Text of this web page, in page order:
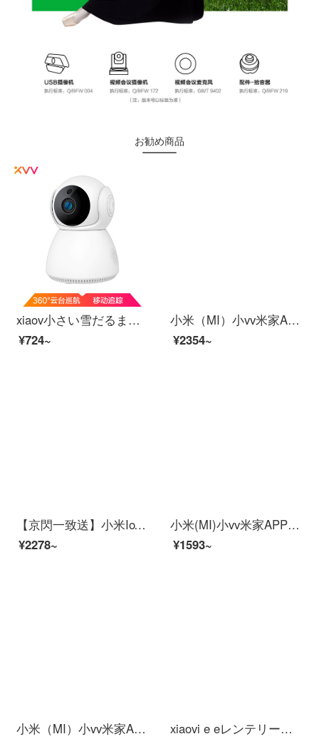
お勧め商品
xiaov小さい雪だるまの監視カメラの家庭用の長距離の携帯電話は無線ネットワークの高清のモニタの360度の全景の雲台のネットの高清wifiの音声につながって言います。
¥724~
小米（MI）小vv米家APPビディオカーメンテリングアロン360°云台スピンビオラ家庭用赤外線夜間テレビワイヤレスタネト停電防止カメラ2 K防水スティン米家xiaovア雲台+128 Gカード
¥2354~
【京閃一致送】小米IoT米家xiaov米家apレインテジョンビディオカメレオン監視HD室内配線360°パノラマ防侵カメラA 1 m家款无1080 p 2.8 mm
¥2278~
小米(MI)小vv米家APPパノラマアビデオ防水防塵パノラマ赤外線夜視AI人型探測アウトラーヌ停電防止カメラ[米家APP]xiaov Adoka Mede
¥1593~
小米（MI）小vv米家APPビディオカーメンテリングアロン360°云台スピンビオラ家庭用赤外線夜間テレビワイヤラインテーネット停電防止カーメーラ2 K【外付け停電継続版】米家xiaovア雲台+16 G
xiaovi e eレンテリージェーヌ防水防塵パノラ赤外線夜視人型探測アウドゥアバワイ広角防衛カメラ【小米IOT連動】pro do